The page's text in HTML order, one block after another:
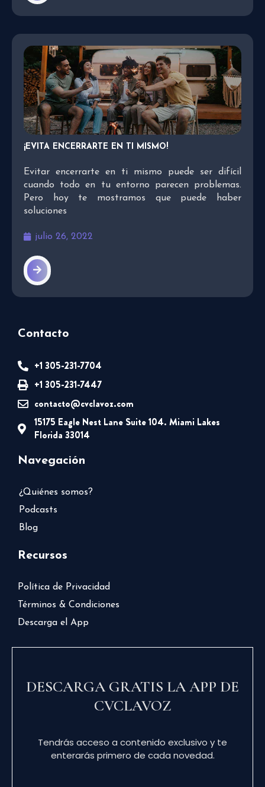
¡EVITA ENCERRARTE EN TI MISMO!
Evitar encerrarte en ti mismo puede ser difícil
cuando todo en tu entorno parecen problemas.
Pero hoy te mostramos que puede haber
soluciones
julio 26, 2022
Contacto
+1 305-231-7704
+1 305-231-7447
contacto@cvclavoz.com
15175 Eagle Nest Lane Suite 104. Miami Lakes
Florida 33014
Navegación
¿Quiénes somos?
Podcasts
Blog
Recursos
Política de Privacidad
Términos & Condiciones
Descarga el App
DESCARGA GRATIS LA APP DE
CVCLAVOZ
Tendrás acceso a contenido exclusivo y te
enterarás primero de cada novedad.